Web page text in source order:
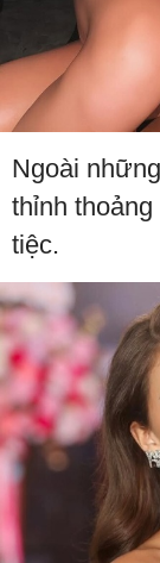
Ngoài
thỉnh
tiệc.